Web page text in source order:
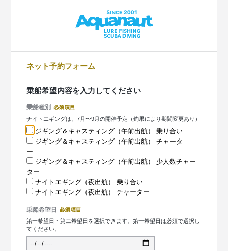
ネット予約フォーム
乗船希望内容を入力してください
乗船種別
ナイトエギングは、7月〜9月の開催予定（釣果により期間変更あり）
ジギング＆キャスティング（午前出航） 乗り合い
ジギング＆キャスティング（午前出航） チャータ
ー
ジギング＆キャスティング（午前出航） 少人数チャー
ター
ナイトエギング（夜出航） 乗り合い
ナイトエギング（夜出航） チャーター
乗船希望日
第一希望日・第二希望日を選択できます。第一希望日は必須で選択し
てください。